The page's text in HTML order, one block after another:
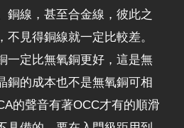
銅線，甚至合金線，彼此之
不見得銅線就一定比較差。
一定比無氧銅更好，這是無
銅的成本也不是無氧銅可相
的聲音有著OCC才有的順滑